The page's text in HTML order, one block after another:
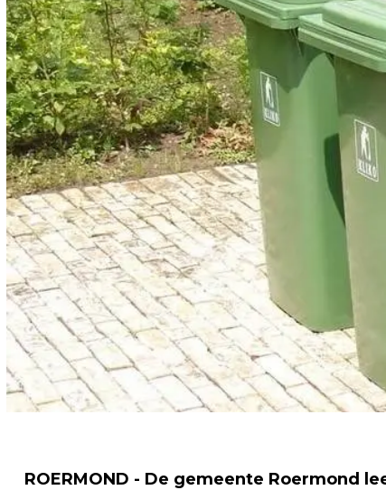
ROERMOND - De gemeente Roermond